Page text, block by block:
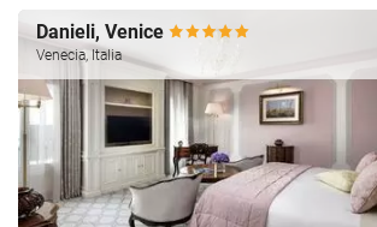
Danieli, Venice
Venecia, Italia